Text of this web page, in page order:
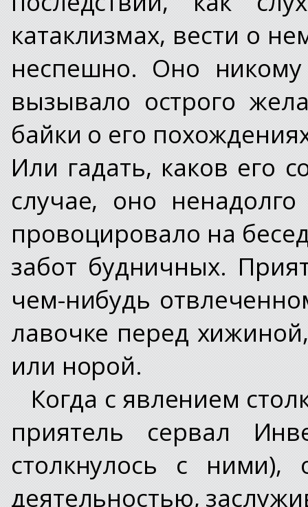
катаклизмах, вести о
неспешно. Оно
вызывало острого
байки о его
Или гадать, каков его
случае, оно
провоцировало на
забот будничных.
чем-нибудь
лавочке перед
или норой.
Когда с явлением
приятель сервал
столкнулось с
деятельностью,